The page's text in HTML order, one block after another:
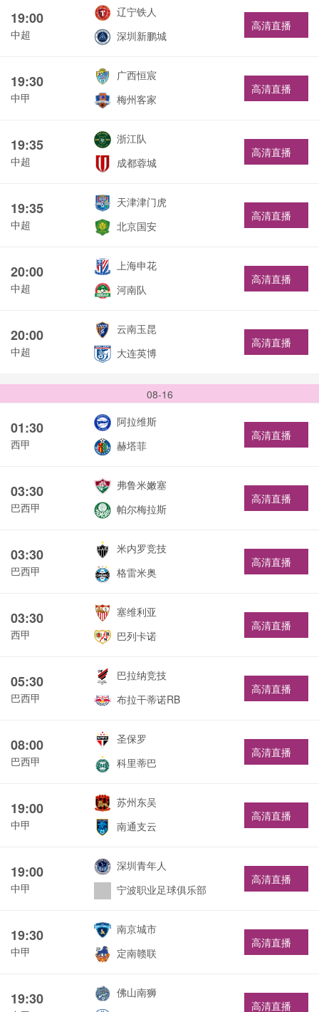
19:00
中超
辽宁铁人
深圳新鹏城
高清直播
19:30
中甲
广西恒宸
梅州客家
高清直播
19:35
中超
浙江队
成都蓉城
高清直播
19:35
中超
天津津门虎
北京国安
高清直播
20:00
中超
上海申花
河南队
高清直播
20:00
中超
云南玉昆
大连英博
高清直播
08-16
01:30
西甲
阿拉维斯
赫塔菲
高清直播
03:30
巴西甲
弗鲁米嫩塞
帕尔梅拉斯
高清直播
03:30
巴西甲
米内罗竞技
格雷米奥
高清直播
03:30
西甲
塞维利亚
巴列卡诺
高清直播
05:30
巴西甲
巴拉纳竞技
布拉干蒂诺RB
高清直播
08:00
巴西甲
圣保罗
科里蒂巴
高清直播
19:00
中甲
苏州东吴
南通支云
高清直播
19:00
中甲
深圳青年人
宁波职业足球俱乐部
高清直播
19:30
中甲
南京城市
定南赣联
高清直播
19:30
佛山南狮
高清直播